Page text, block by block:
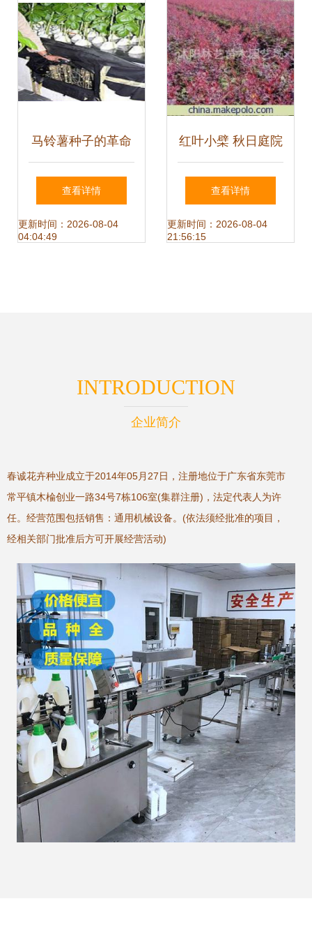
马铃薯种子的革命
气雾增殖技术引领
工厂化育苗新时代
查看详情
更新时间：2026-08-04
04:04:49
红叶小檗 秋日庭院
中的那一抹亮色
——从种子到风景
查看详情
更新时间：2026-08-04
21:56:15
INTRODUCTION
企业简介
春诚花卉种业成立于2014年05月27日，注册地位于广东省东莞市
常平镇木棆创业一路34号7栋106室(集群注册)，法定代表人为许
任。经营范围包括销售：通用机械设备。(依法须经批准的项目，
经相关部门批准后方可开展经营活动)